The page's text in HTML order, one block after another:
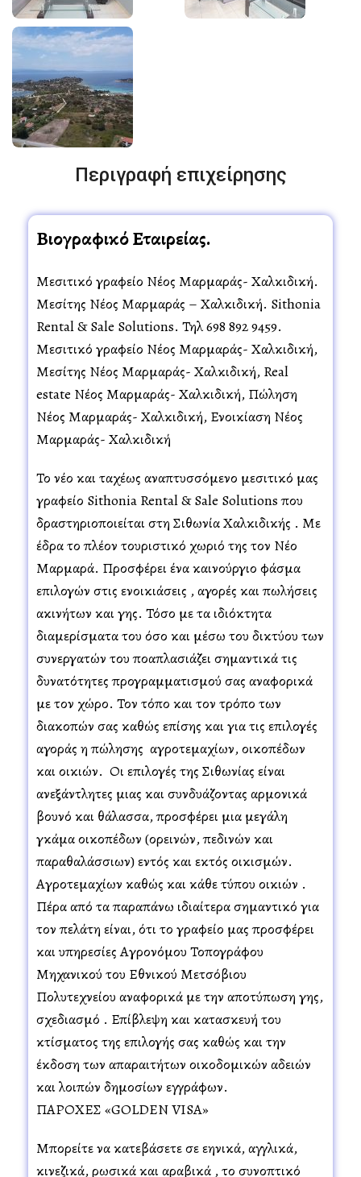
Περιγραφή επιχείρησης
Βιογραφικό Εταιρείας.
Μεσιτικό γραφείο Νέος Μαρμαράς- Χαλκιδική.
Μεσίτης Νέος Μαρμαράς – Χαλκιδική. Sithonia
Rental & Sale Solutions. Τηλ 698 892 9459.
Μεσιτικό γραφείο Νέος Μαρμαράς- Χαλκιδική,
Μεσίτης Νέος Μαρμαράς- Χαλκιδική, Real
estate Νέος Μαρμαράς- Χαλκιδική, Πώληση
Νέος Μαρμαράς- Χαλκιδική, Ενοικίαση Νέος
Μαρμαράς- Χαλκιδική
Το νέο και ταχέως αναπτυσσόμενο μεσιτικό μας
γραφείο Sithonia Rental & Sale Solutions που
δραστηριοποιείται στη Σιθωνία Χαλκιδικής . Με
έδρα το πλέον τουριστικό χωριό της τον Νέο
Μαρμαρά. Προσφέρει ένα καινούργιο φάσμα
επιλογών στις ενοικιάσεις , αγορές και πωλήσεις
ακινήτων και γης. Τόσο με τα ιδιόκτητα
διαμερίσματα του όσο και μέσω του δικτύου των
συνεργατών του πολλαπλασιάζει σημαντικά τις
δυνατότητες προγραμματισμού σας αναφορικά
με τον χώρο. Τον τόπο και τον τρόπο των
διακοπών σας καθώς επίσης και για τις επιλογές
αγοράς η πώλησης αγροτεμαχίων, οικοπέδων
και οικιών. Οι επιλογές της Σιθωνίας είναι
ανεξάντλητες μιας και συνδυάζοντας αρμονικά
βουνό και θάλασσα, προσφέρει μια μεγάλη
γκάμα οικοπέδων (ορεινών, πεδινών και
παραθαλάσσιων) εντός και εκτός οικισμών.
Αγροτεμαχίων καθώς και κάθε τύπου οικιών .
Πέρα από τα παραπάνω ιδιαίτερα σημαντικό για
τον πελάτη είναι, ότι το γραφείο μας προσφέρει
και υπηρεσίες Αγρονόμου Τοπογράφου
Μηχανικού του Εθνικού Μετσόβιου
Πολυτεχνείου αναφορικά με την αποτύπωση γης,
σχεδιασμό . Επίβλεψη και κατασκευή του
κτίσματος της επιλογής σας καθώς και την
έκδοση των απαραιτήτων οικοδομικών αδειών
και λοιπών δημοσίων εγγράφων.
ΠΑΡΟΧΕΣ «GOLDEN VISA»
Μπορείτε να κατεβάσετε σε ελληνικά, αγγλικά,
κινεζικά, ρωσικά και αραβικά , το συνοπτικό